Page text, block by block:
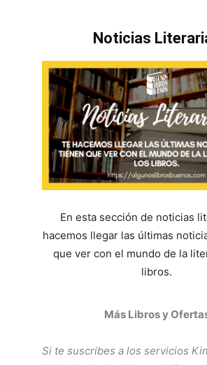
Noticias
En esta sección de noticias
hacemos llegar las últimas
que ver con el mundo de la
libros.
Más Libros y
Si te suscribes a los servicios